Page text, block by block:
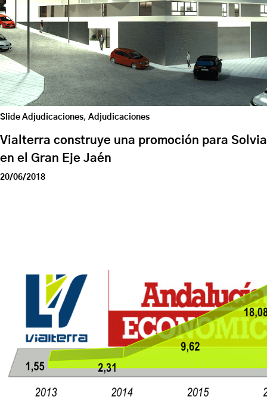
Slide Adjudicaciones, Adjudicaciones
Vialterra construye una promoción para Solvia
en el Gran Eje Jaén
20/06/2018